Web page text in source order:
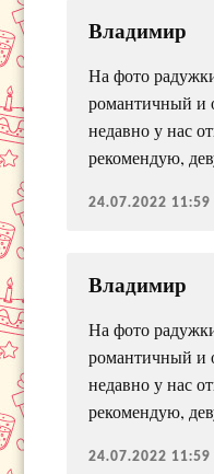
Владимир
На фото
романтичный и
недавно у нас
рекомендую,
24.07.2022 11:59
Владимир
На фото
романтичный и
недавно у нас
рекомендую,
24.07.2022 11:59